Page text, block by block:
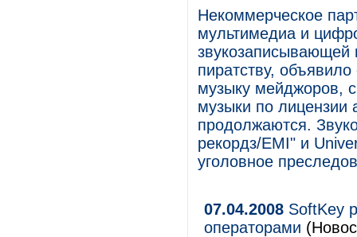
Некоммерческое
мультимедиа и
звукозаписывающей
пиратству,
музыку мейджоров,
музыки по
продолжаются.
рекордз/EMI" и
уголовное
07.04.2008 SoftKey
операторами